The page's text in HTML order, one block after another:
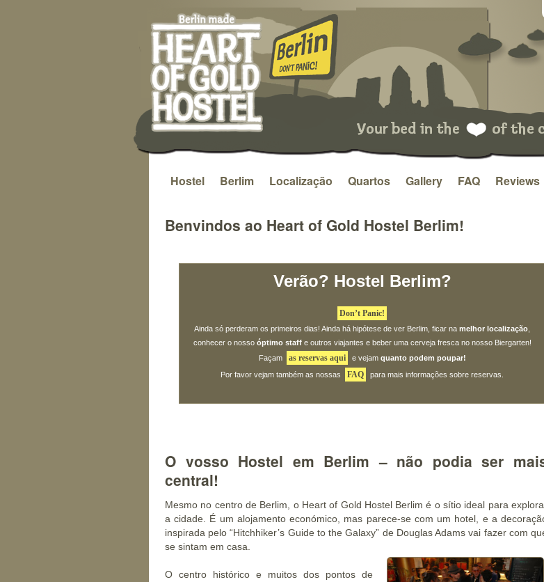
Saltar
o
Hostel Berlim Localização Quartos Gallery FAQ Reviews
Benvindos ao Heart of Gold Hostel Berlim!
Verão? Hostel Berlim?
Don’t Panic!
Ainda só perderam os primeiros dias! Ainda há hipótese de ver Berlim, ficar na melhor localização
conhecer o nosso óptimo staffe outros viajantes e beber uma cerveja fresca no nosso Biergarten!
Façam
as reservas aqui e vejam quanto podem poupar!
Por favor vejam também as nossas
FAQ para mais informações sobre reservas.
O vosso Hostel em Berlim – não podia ser
central!
Mesmo no centro de Berlim , o Heart of Gold Hostel Berlim é o sítio ideal para
acidade . É um alojamento económico , mas parece-se com um hotel, e a
inspirada pelo “Hitchhiker’s Guide to the Galaxy” de Douglas Adams vai fazer com
se sintam em casa.
O centro histórico e muitos dos pontos de